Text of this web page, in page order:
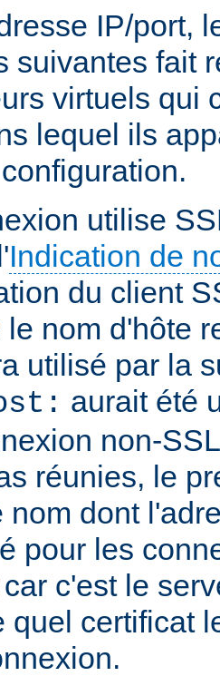
IP/port,
suivantes fait
virtuels qui
lequel ils
utilise
Indication de
du client
nom d'hôte
utilisé par la
aurait été
non-
réunies, le
nom dont
pour les
c'est le
quel certificat